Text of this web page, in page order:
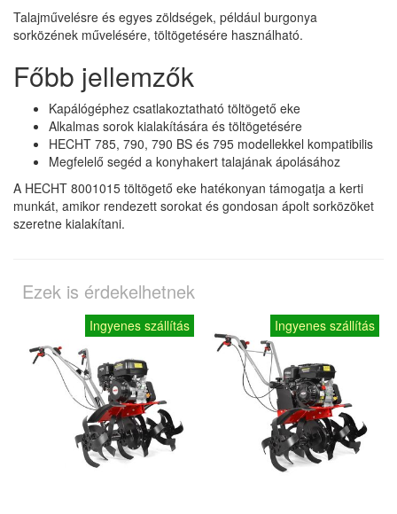
Talajművelésre és egyes zöldségek, például burgonya
sorközének művelésére, töltögetésére használható.
Főbb jellemzők
Kapálógéphez csatlakoztatható töltögető eke
Alkalmas sorok kialakítására és töltögetésére
HECHT 785, 790, 790 BS és 795 modellekkel kompatibilis
Megfelelő segéd a konyhakert talajának ápolásához
A HECHT 8001015 töltögető eke hatékonyan támogatja a kerti
munkát, amikor rendezett sorokat és gondosan ápolt sorközöket
szeretne kialakítani.
Ezek is érdekelhetnek
Ingyenes szállítás Ingyenes szállítás